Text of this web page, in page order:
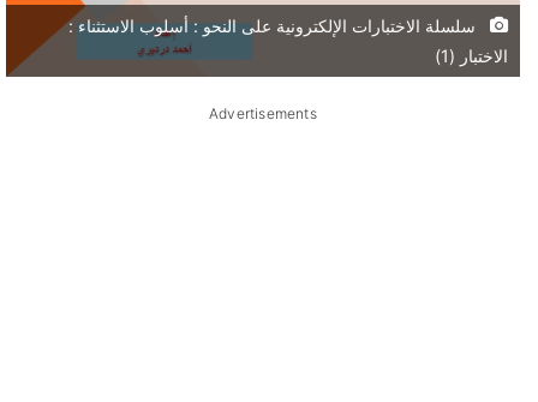
سلسلة الاختبارات الإلكترونية على النحو : أسلوب الاستثناء :
الاختبار (1)
Advertisements